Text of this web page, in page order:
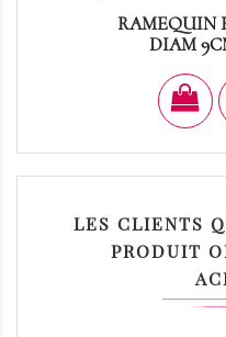
RAMEQUIN
DIAM
LES CLIENTS
PRODUIT